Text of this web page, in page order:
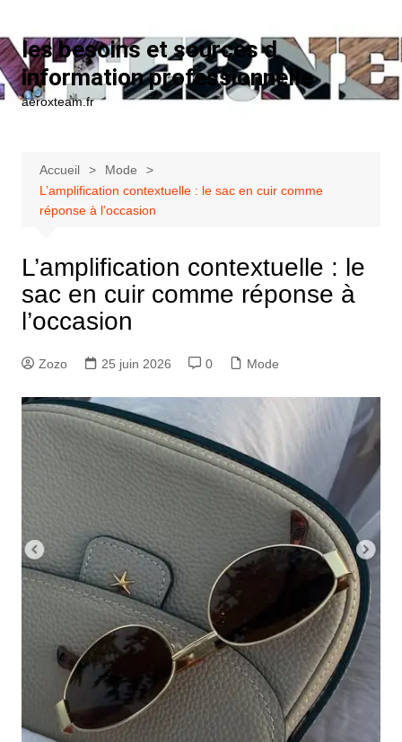
les besoins et sources d
information professionnelle
aeroxteam.fr
Accueil
Mode
L’amplification contextuelle : le sac en cuir comme
réponse à l’occasion
L’amplification contextuelle : le
sac en cuir comme réponse à
l’occasion
Zozo 25 juin 2026 0 Mode